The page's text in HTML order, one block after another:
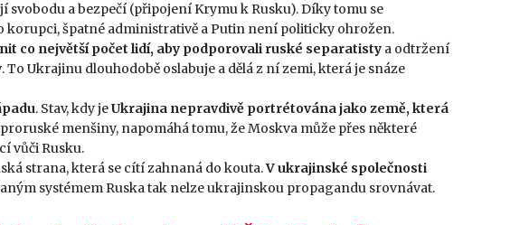
a bezpečí (připojení Krymu k Rusku). Díky tomu se
špatné administrativě a Putin není politicky ohrožen.
co největší počet lidí, aby podporovali ruské separatisty a odtržení
. To Ukrajinu dlouhodobě oslabuje a dělá z ní zemi, která je snáze
. Stav, kdy jeUkrajina nepravdivě portrétována jako země, která
menšiny, napomáhá tomu, že Moskva může přes některé
vůči Rusku.
strana, která se cítí zahnaná do kouta.V ukrajinské společnosti
systémem Ruska tak nelze ukrajinskou propagandu srovnávat.